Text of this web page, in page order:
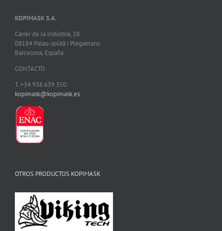
KOPIMASK S.A.
Carrer de la Indústria, 28
08184 Palau-solità i Plegamans
Barcelona, España
CONTACTO
T. +34 938 639 350
kopimask@kopimask.es
OTROS PRODUCTOS KOPIMASK